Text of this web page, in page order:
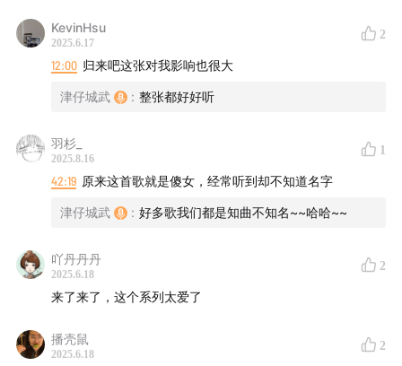
姐”！feat.徐小兔
61.梅艳芳悖论：最飒的江湖大姐，最痛的女人花 | 港女天
后风华录②
KevinHsu
2025.6.17
2
12:00 归来吧这张对我影响也很大
津仔城武 : 整张都好好听
羽杉_
2025.8.16
1
42:19 原来这首歌就是傻女，经常听到却不知道名字
津仔城武 : 好多歌我们都是知曲不知名~~哈哈~~
吖丹丹丹
2025.6.18
2
来了来了，这个系列太爱了
播壳鼠
2025.6.18
2